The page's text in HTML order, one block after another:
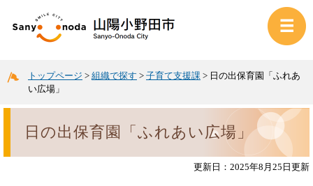
トップページ > 組織で探す > 子育て支援課 > 日の出保育園「ふれあ
い広場」
日の出保育園「ふれあい広場」
更新日：2025年8月25日更新